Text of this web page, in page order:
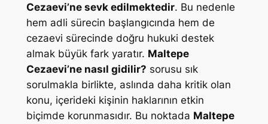
Cezaevi’ne sevk edilmektedir. Bu nedenle
hem adli sürecin başlangıcında hem de
cezaevi sürecinde doğru hukuki destek
almak büyük fark yaratır. Maltepe
Cezaevi’ne nasıl gidilir? sorusu sık
sorulmakla birlikte, aslında daha kritik olan
konu, içerideki kişinin haklarının etkin
biçimde korunmasıdır. Bu noktada Maltepe